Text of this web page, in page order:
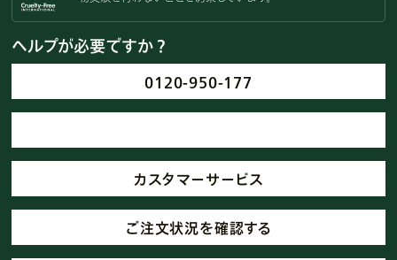
ヘルプが必要ですか？
0120-950-177
カスタマーサービス
ご注文状況を確認する